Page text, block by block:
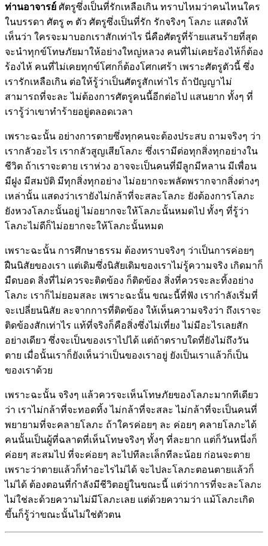
ท่านอาจารย์ ศัตรูซึ่งเป็นที่รักเหลือเกิน ทราบไหมว่าคนไหนใคร
ในบรรดา ศัตรู ๓ ตัว ศัตรูซึ่งเป็นที่รัก รักจริงๆ โลภะ แสดงให้
เห็นว่า ใครจะมาบอกเราสักเท่าไร นี่คือศัตรูที่ร้ายแสนร้ายที่สุด
จะนำทุกข์โทษภัยมาให้อย่างใหญ่หลวง คนที่ไม่เคยร้องไห้ก็ต้อง
ร้องไห้ คนที่ไม่เคยทุกข์โศกก็ต้องโศกเศร้า เพราะศัตรูตัวนี้ ซึ่ง
เรารักเหลือเกิน ต่อให้รู้ว่าเป็นศัตรูสักเท่าไร ถ้าปัญญาไม่
สามารถที่จะละ ไม่ต้องการศัตรูคนนี้อีกต่อไป แสนยาก ทั้งๆ ที่
เรารู้ว่าเขาทำร้ายอยู่ตลอดเวลา
เพราะฉะนั้น อย่างการตายซึ่งทุกคนจะต้องประสบ ถามจริงๆ ว่า
เรากลัวอะไร เรากลัวสูญเสียโลภะ ซึ่งเรามีต่อทุกสิ่งทุกอย่างใน
ชีวิต ถ้าเราจะตาย เราห่วง อาจจะเป็นคนที่มีลูกมีหลาน มีเพื่อน
มีฝูง มีสมบัติ มีทุกสิ่งทุกอย่าง ไม่อยากจะพลัดพรากจากสิ่งต่างๆ
เหล่านั้น แสดงว่าเรายังไม่กล้าที่จะสละโลภะ ยังต้องการโลภะ
ยังหวงโลภะนั้นอยู่ ไม่อยากจะให้โลภะนั้นหมดไป ทั้งๆ ที่รู้ว่า
โลภะไม่ดีก็ไม่อยากจะให้โลภะนั้นหมด
เพราะฉะนั้น การศึกษาธรรม ต้องทราบจริงๆ ว่าเป็นการค่อยๆ
ฝืนนิสัยของเรา แต่เดิมซึ่งนิสัยเดิมของเราไม่รู้ความจริง เกิดมาก็
มืดบอด สิ่งที่ไม่ควรจะติดข้อง ก็ติดข้อง สิ่งที่ควรจะละทิ้งอย่าง
โลภะ เราก็ไม่ยอมสละ เพราะฉะนั้น ขณะนี้ที่ฟัง เรากำลังเริ่มที่
จะเปลี่ยนนิสัย ละจากการที่ติดข้อง ให้เห็นความจริงว่า ถึงเราจะ
ติดข้องสักเท่าไร แท้ที่จริงก็คือสิ่งซึ่งไม่เที่ยง ไม่มีอะไรเลยสัก
อย่างเดียว ซึ่งจะเป็นของเราไปได้ แต่ถ้าตราบใดที่ยังไม่ถึงวัน
ตาย เมื่อนั้นเราก็ยังเห็นว่าเป็นของเราอยู่ ยังเป็นเราแล้วก็เป็น
ของเราด้วย
เพราะฉะนั้น จริงๆ แล้วควรจะเห็นโทษภัยของโลภะมากทีเดียว
ว่า เราไม่กล้าที่จะทอดทิ้ง ไม่กล้าที่จะสละ ไม่กล้าที่จะเป็นคนที่
พยายามที่จะคลายโลภะ ถ้าใครค่อยๆ ละ ค่อยๆ คลายโลภะได้
คนนั้นเป็นผู้ที่ฉลาดที่เห็นโทษจริงๆ ทั้งๆ ที่ละยาก แต่ก็วันหนึ่งก็
ค่อยๆ สะสมไป ที่จะค่อยๆ ละไปทีละเล็กทีละน้อย ก่อนจะตาย
เพราะว่าตายแล้วก็ทำอะไรไม่ได้ จะไปละโลภะตอนตายแล้วก็
ไม่ได้ ต้องตอนที่กำลังมีชีวิตอยู่ในขณะนี้ แต่ว่าการที่จะละโลภะ
ไม่ใช่ละด้วยความไม่มีโลภะเลย แต่ด้วยความว่า แม้โลภะเกิด
ขึ้นก็รู้ว่าขณะนั้นไม่ใช่ตัวตน